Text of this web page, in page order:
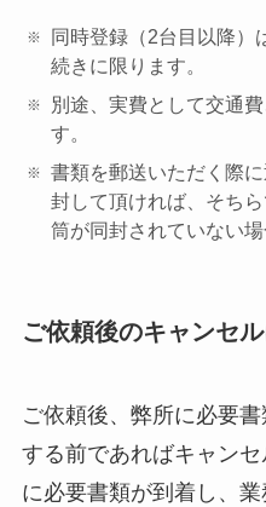
同時登録（2台目以降）
続きに限ります。
別途、実費として交通
す。
書類を郵送いただく際
封して頂ければ、そち
筒が同封されていない
ご依頼後のキャンセ
ご依頼後、弊所に必要
する前であればキャン
に必要書類が到着し、